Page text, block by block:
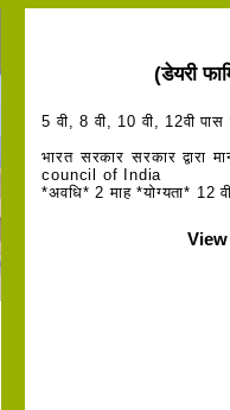
(डेयरी
5 वी, 8 वी, 10 वी, 12वी
भारत सरकार सरकार द्वारा
council of India
*अवधि* 2 माह *योग्यता* 12